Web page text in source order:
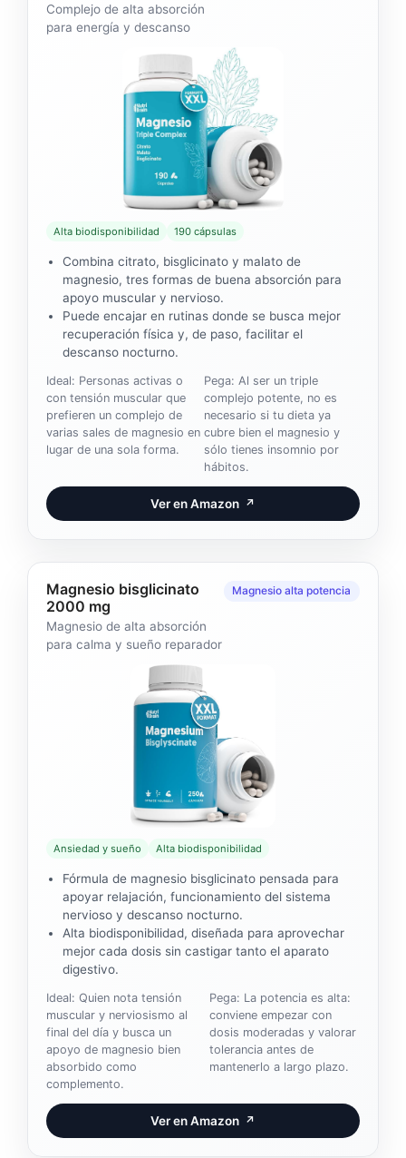
Complejo de alta absorción
para energía y descanso
Alta biodisponibilidad 190 cápsulas
Combina citrato, bisglicinato y malato de
magnesio, tres formas de buena absorción para
apoyo muscular y nervioso.
Puede encajar en rutinas donde se busca mejor
recuperación física y, de paso, facilitar el
descanso nocturno.
Ideal: Personas activas o
con tensión muscular que
prefieren un complejo de
varias sales de magnesio en
lugar de una sola forma.
Pega: Al ser un triple
complejo potente, no es
necesario si tu dieta ya
cubre bien el magnesio y
sólo tienes insomnio por
hábitos.
Ver en Amazon ↗
Magnesio bisglicinato
2000 mg
Magnesio de alta absorción
para calma y sueño reparador
Magnesio alta potencia
Ansiedad y sueño Alta biodisponibilidad
Fórmula de magnesio bisglicinato pensada para
apoyar relajación, funcionamiento del sistema
nervioso y descanso nocturno.
Alta biodisponibilidad, diseñada para aprovechar
mejor cada dosis sin castigar tanto el aparato
digestivo.
Ideal: Quien nota tensión
muscular y nerviosismo al
final del día y busca un
apoyo de magnesio bien
absorbido como
complemento.
Pega: La potencia es alta:
conviene empezar con
dosis moderadas y valorar
tolerancia antes de
mantenerlo a largo plazo.
Ver en Amazon ↗